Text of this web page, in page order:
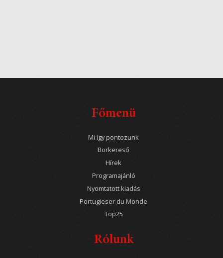
Főmenü
Mi így pontozunk
Borkereső
Hírek
Programajánló
Nyomtatott kiadás
Portugieser du Monde
Top25
Rólunk